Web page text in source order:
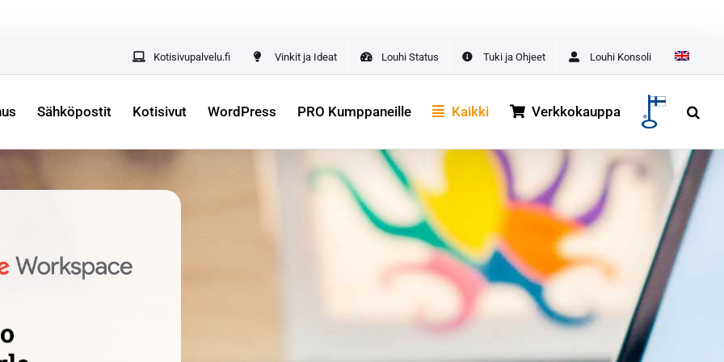
Kotisivupalvelu.fi Vinkit ja Ideat Louhi Status Tuki ja Ohjeet Louhi Konsoli
Sähköpostit Kotisivut WordPress PRO Kumppaneille Kaikki Verkkokauppa